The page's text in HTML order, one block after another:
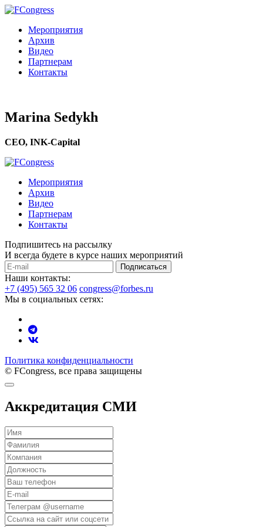
Мероприятия
Архив
Видео
Партнерам
Контакты
Marina Sedykh
CEO, INK-Сapital
Мероприятия
Архив
Видео
Партнерам
Контакты
Подпишитесь на рассылку
И всегда будете в курсе наших мероприятий
Подписаться
Наши контакты:
+7 (495) 565 32 06 congress@forbes.ru
Мы в социальных сетях:
Политика конфиденциальности
© FCongress, все права защищены
Аккредитация СМИ